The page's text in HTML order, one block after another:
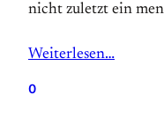
nicht zuletzt ein
Weiterlesen…
0